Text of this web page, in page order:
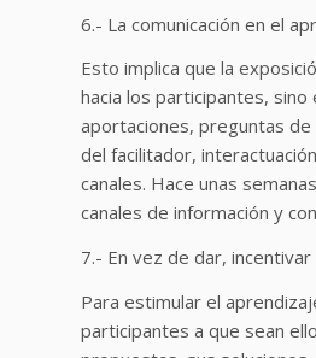
6.- La comunicación en el
Esto implica que la
hacia los participantes,
aportaciones, preguntas
del facilitador,
canales. Hace unas
canales de información y
7.- En vez de dar,
Para estimular el
participantes a que sean